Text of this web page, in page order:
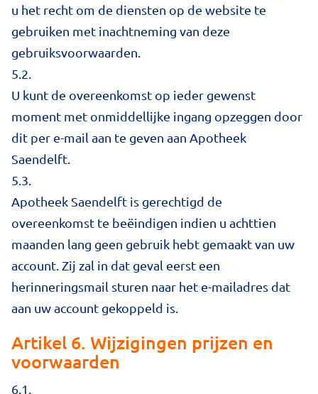
u het recht om de diensten op de website te
gebruiken met inachtneming van deze
gebruiksvoorwaarden.
5.2.
U kunt de overeenkomst op ieder gewenst
moment met onmiddellijke ingang opzeggen door
dit per e-mail aan te geven aan Apotheek
Saendelft.
5.3.
Apotheek Saendelft is gerechtigd de
overeenkomst te beëindigen indien u achttien
maanden lang geen gebruik hebt gemaakt van uw
account. Zij zal in dat geval eerst een
herinneringsmail sturen naar het e-mailadres dat
aan uw account gekoppeld is.
Artikel 6. Wijzigingen prijzen en
voorwaarden
6.1.